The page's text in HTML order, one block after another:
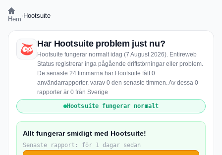
Hem Hootsuite
Har Hootsuite problem just nu?
Hootsuite fungerar normalt idag (7 August 2026). Entireweb
Status registrerar inga pågående driftstörningar eller problem.
De senaste 24 timmarna har Hootsuite fått 0
användarrapporter, varav 0 den senaste timmen. Av dessa 0
rapporter är 0 från Sverige
Hootsuite fungerar normalt
Allt fungerar smidigt med Hootsuite!
Senaste rapport: för 1 dagar sedan